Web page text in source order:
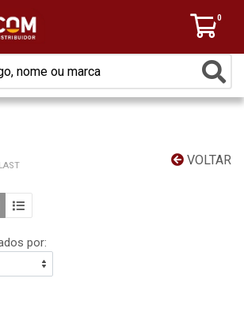
0
VOLTAR
por: